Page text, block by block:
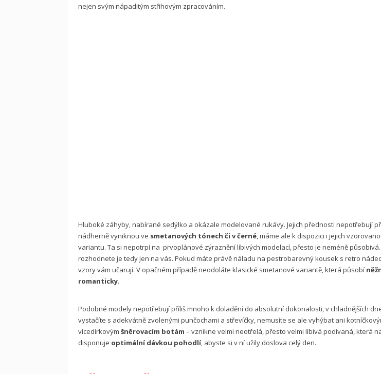
nejen svým nápaditým střihovým zpracováním.
Hluboké záhyby, nabírané sedýlko a okázale modelované rukávy. Jejich přednosti nepotřebují
nádherně vyniknou ve smetanových tónech či v černé, máme ale k dispozici i jejich
variantu. Ta si nepotrpí na prvoplánové zýraznění líbivých modelací, přesto je neméně působivá.
rozhodnete je tedy jen na vás. Pokud máte právě náladu na pestrobarevný kousek s retro
vzory vám učarují. V opačném případě neodoláte klasické smetanové variantě, která působí
romanticky.
Podobné modely nepotřebují příliš mnoho k doladění do absolutní dokonalosti, v chladnějších
vystačíte s adekvátně zvolenými punčochami a střevíčky, nemusíte se ale vyhýbat ani
vícedírkovým šněrovacím botám – vznikne velmi neotřelá, přesto velmi líbivá podívaná, která
disponuje optimální dávkou pohodlí, abyste si v ní užily doslova celý den.